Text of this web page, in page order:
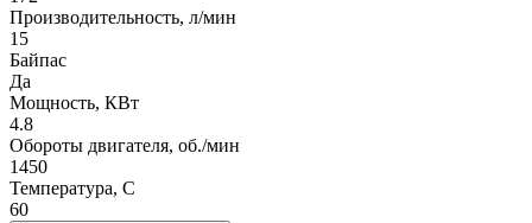
Производительность, л/мин
15
Байпас
Да
Мощность, КВт
4.8
Обороты двигателя, об./мин
1450
Температура, C
60